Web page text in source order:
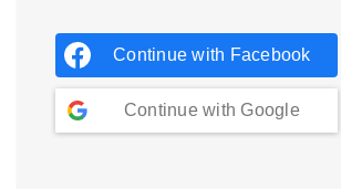
Continue with Facebook
Continue with Google